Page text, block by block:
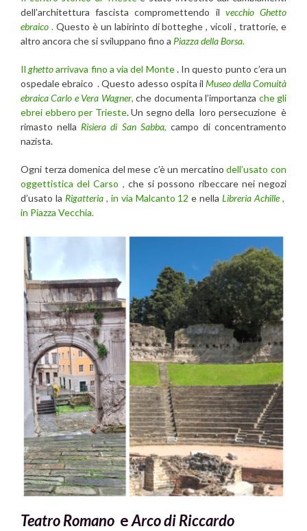
dell’architettura fascista compromettendo il vecchio Ghetto
ebraico .Questo è un labirinto di botteghe , vicoli , trattorie, e
altro ancora che si sviluppano fino a Piazza della Borsa.
Ilghettoarrivava fino a via del Monte. In questo punto c’era un
ospedale ebraico . Questo adesso ospita il Museo della Comuità
ebraica Carlo e Vera Wagner, che documenta l’importanza che gli
ebrei ebbero per Trieste. Un segno della loro persecuzione è
rimasto nella Risiera di San Sabba, campo di concentramento
nazista.
Ogni terza domenica del mese c’è un mercatinodell’usato con
oggettistica del Carso , che si possono ribeccare nei negozi
d’usato la Rigatteria, in via Malcanto 12 e nellaLibreria Achille,
in Piazza Vecchia.
Teatro Romano eArco di Riccardo